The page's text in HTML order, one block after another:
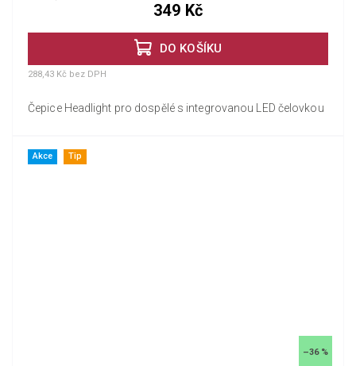
DO KOŠÍKU
288,43 Kč bez DPH
349 Kč
Čepice Headlight pro dospělé s integrovanou LED čelovkou
Akce Tip
–36 %